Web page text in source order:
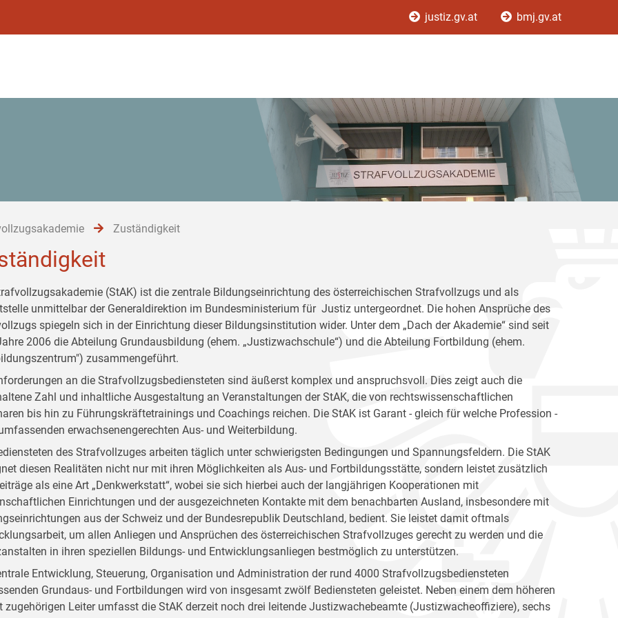
justiz.gv.at bmj.gv.at
Zuständigkeit
(StAK) ist die zentrale Bildungseinrichtung des österreichischen Strafvollzugs und als
unmittelbar der Generaldirektion im Bundesministerium für Justiz untergeordnet. Die hohen Ansprüche des
spiegeln sich in der Einrichtung dieser Bildungsinstitution wider. Unter dem „Dach der Akademie“ sind seit
2006 die Abteilung Grundausbildung (ehem. „Justizwachschule“) und die Abteilung Fortbildung (ehem.
zusammengeführt.
an die Strafvollzugsbediensteten sind äußerst komplex und anspruchsvoll. Dies zeigt auch die
Zahl und inhaltliche Ausgestaltung an Veranstaltungen der StAK, die von rechtswissenschaftlichen
bis hin zu Führungskräftetrainings und Coachings reichen. Die StAK ist Garant - gleich für welche Profession -
erwachsenengerechten Aus- und Weiterbildung.
des Strafvollzuges arbeiten täglich unter schwierigsten Bedingungen und Spannungsfeldern. Die StAK
diesen Realitäten nicht nur mit ihren Möglichkeiten als Aus- und Fortbildungsstätte, sondern leistet zusätzlich
als eine Art „Denkwerkstatt“, wobei sie sich hierbei auch der langjährigen Kooperationen mit
Einrichtungen und der ausgezeichneten Kontakte mit dem benachbarten Ausland, insbesondere mit
aus der Schweiz und der Bundesrepublik Deutschland, bedient. Sie leistet damit oftmals
um allen Anliegen und Ansprüchen des österreichischen Strafvollzuges gerecht zu werden und die
in ihren speziellen Bildungs- und Entwicklungsanliegen bestmöglich zu unterstützen.
Entwicklung, Steuerung, Organisation und Administration der rund 4000 Strafvollzugsbediensteten
Grundaus- und Fortbildungen wird von insgesamt zwölf Bediensteten geleistet. Neben einem dem höheren
zugehörigen Leiter umfasst die StAK derzeit noch drei leitende Justizwachebeamte (Justizwacheoffiziere), sechs